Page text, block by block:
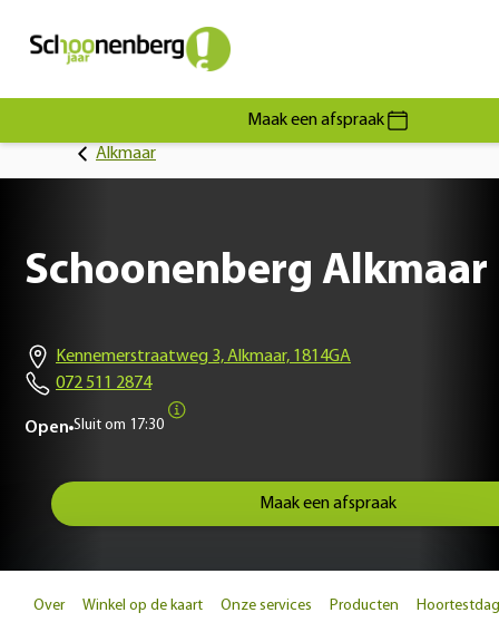
Maak een afspraak
Alkmaar
Schoonenberg Alkmaar
Kennemerstraatweg 3, Alkmaar, 1814GA
072 511 2874
Open Sluit om 17:30
Maak een afspraak
Over Winkel op de kaart Onze services Producten